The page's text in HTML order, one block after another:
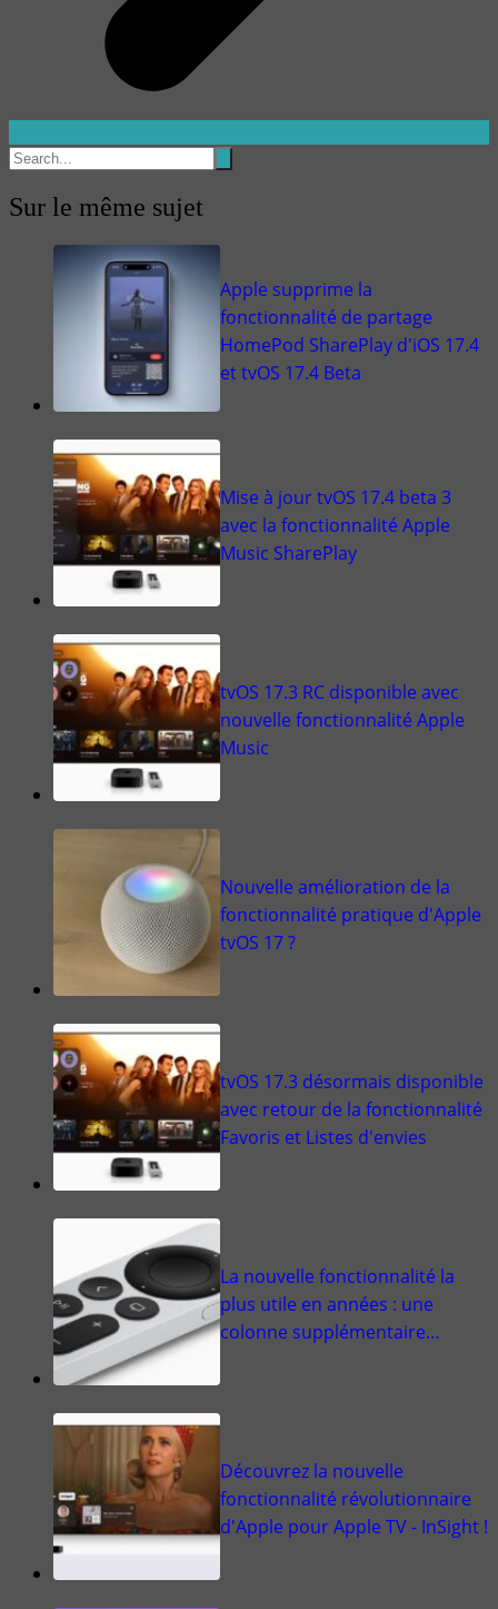
Sur le même sujet
Apple supprime la
fonctionnalité de partage
HomePod SharePlay d'iOS 17.4
et tvOS 17.4 Beta
Mise à jour tvOS 17.4 beta 3
avec la fonctionnalité Apple
Music SharePlay
tvOS 17.3 RC disponible avec
nouvelle fonctionnalité Apple
Music
Nouvelle amélioration de la
fonctionnalité pratique d'Apple
tvOS 17 ?
tvOS 17.3 désormais disponible
avec retour de la fonctionnalité
Favoris et Listes d'envies
La nouvelle fonctionnalité la
plus utile en années : une
colonne supplémentaire…
Découvrez la nouvelle
fonctionnalité révolutionnaire
d'Apple pour Apple TV - InSight !